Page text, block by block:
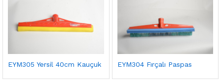
EYM305 Yersil 40cm Kauçuk EYM304 Fırçalı Paspas